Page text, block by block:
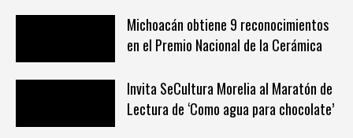
Michoacán obtiene 9 reconocimientos
en el Premio Nacional de la Cerámica
Invita SeCultura Morelia al Maratón de
Lectura de ‘Como agua para chocolate’